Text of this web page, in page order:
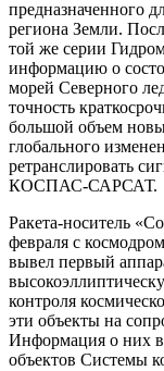
предназначенного
региона Земли.
той же серии
информацию о
морей Северного
точность
большой объем
глобального
ретранслировать
КОСПАС-САРСАТ.
Ракета-носитель
февраля с
вывел первый
контроля
эти объекты на
Информация о них
объектов Системы